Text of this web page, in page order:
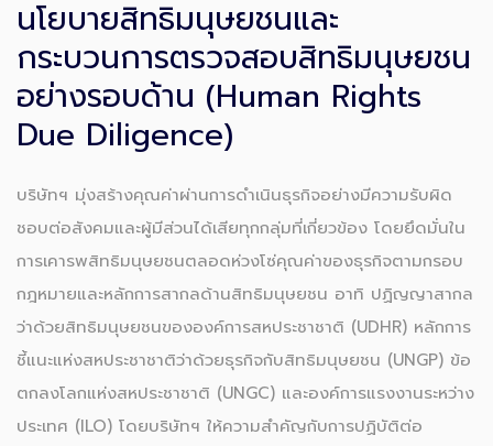
นโยบายสิทธิมนุษยชนและ
กระบวนการตรวจสอบสิทธิมนุษยชน
อย่างรอบด้าน (Human Rights
Due Diligence)
บริษัทฯ มุ่งสร้างคุณค่าผ่านการดำเนินธุรกิจอย่างมีความรับผิด
ชอบต่อสังคมและผู้มีส่วนได้เสียทุกกลุ่มที่เกี่ยวข้อง โดยยึดมั่นใน
การเคารพสิทธิมนุษยชนตลอดห่วงโซ่คุณค่าของธุรกิจตามกรอบ
กฎหมายและหลักการสากลด้านสิทธิมนุษยชน อาทิ ปฏิญญาสากล
ว่าด้วยสิทธิมนุษยชนขององค์การสหประชาชาติ (UDHR) หลักการ
ชี้แนะแห่งสหประชาชาติว่าด้วยธุรกิจกับสิทธิมนุษยชน (UNGP) ข้อ
ตกลงโลกแห่งสหประชาชาติ (UNGC) และองค์การแรงงานระหว่าง
ประเทศ (ILO) โดยบริษัทฯ ให้ความสำคัญกับการปฏิบัติต่อ